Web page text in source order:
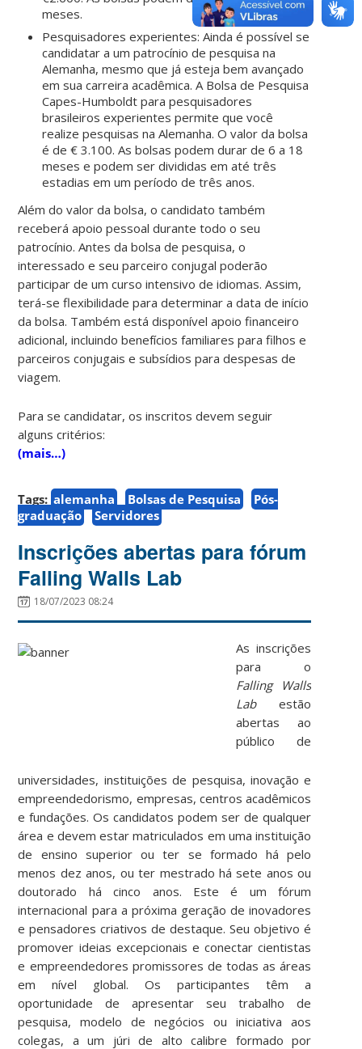
meses.
Pesquisadores experientes: Ainda é possível se
candidatar a um patrocínio de pesquisa na
Alemanha, mesmo que já esteja bem avançado
em sua carreira acadêmica. A Bolsa de Pesquisa
Capes-Humboldt para pesquisadores
brasileiros experientes permite que você
realize pesquisas na Alemanha. O valor da bolsa
é de € 3.100. As bolsas podem durar de 6 a 18
meses e podem ser divididas em até três
estadias em um período de três anos.
Além do valor da bolsa, o candidato também
receberá apoio pessoal durante todo o seu
patrocínio. Antes da bolsa de pesquisa, o
interessado e seu parceiro conjugal poderão
participar de um curso intensivo de idiomas. Assim,
terá-se flexibilidade para determinar a data de início
da bolsa. Também está disponível apoio financeiro
adicional, incluindo benefícios familiares para filhos e
parceiros conjugais e subsídios para despesas de
viagem.
Para se candidatar, os inscritos devem seguir
alguns critérios:
(mais…)
Tags: alemanha Bolsas de Pesquisa
Pós-
graduação
Servidores
Inscrições abertas para fórum
Falling Walls Lab
18/07/2023 08:24
As inscrições
para o
Falling Walls
Labestão
abertas ao
público de
universidades, instituições de pesquisa, inovação e
empreendedorismo, empresas, centros acadêmicos
e fundações. Os candidatos podem ser de qualquer
área e devem estar matriculados em uma instituição
de ensino superior ou ter se formado há pelo
menos dez anos, ou ter mestrado há sete anos ou
doutorado há cinco anos. Este é um fórum
internacional para a próxima geração de inovadores
e pensadores criativos de destaque. Seu objetivo é
promover ideias excepcionais e conectar cientistas
e empreendedores promissores de todas as áreas
em nível global. Os participantes têm a
oportunidade de apresentar seu trabalho de
pesquisa, modelo de negócios ou iniciativa aos
colegas, a um júri de alto calibre formado por